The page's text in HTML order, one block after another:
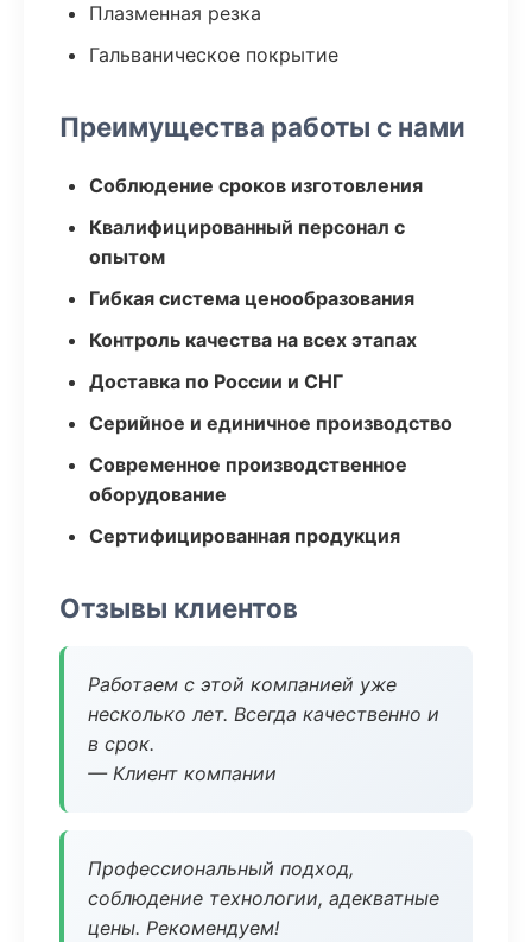
Плазменная резка
Гальваническое покрытие
Преимущества работы с нами
Соблюдение сроков изготовления
Квалифицированный персонал с
опытом
Гибкая система ценообразования
Контроль качества на всех этапах
Доставка по России и СНГ
Серийное и единичное производство
Современное производственное
оборудование
Сертифицированная продукция
Отзывы клиентов
Работаем с этой компанией уже
несколько лет. Всегда качественно и
в срок.
— Клиент компании
Профессиональный подход,
соблюдение технологии, адекватные
цены. Рекомендуем!